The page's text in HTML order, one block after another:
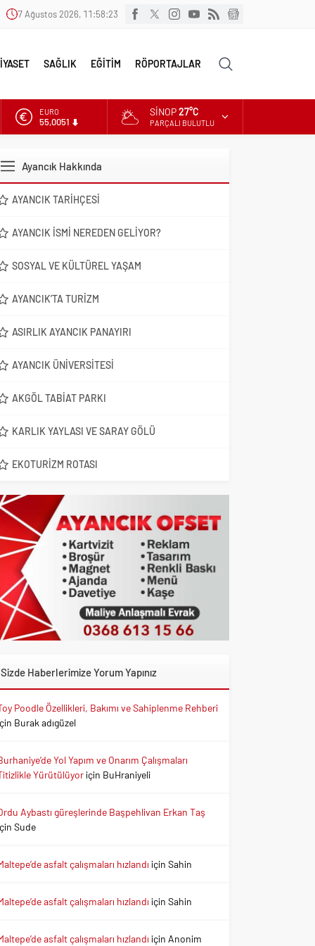
7 Ağustos 2026, 11:58:25
SAĞLIK EĞİTİM RÖPORTAJLAR
ALTIN
6.584,66
EURO
SINOP27°C
PARÇALI BULUTLU
Ayancık Hakkında
AYANCIK TARIHÇESI
AYANCIK İSMI NEREDEN GELIYOR?
SOSYAL VE KÜLTÜREL YAŞAM
AYANCIK’TA TURIZM
ASIRLIK AYANCIK PANAYIRI
AYANCIK ÜNIVERSITESI
AKGÖL TABIAT PARKI
KARLIK YAYLASI VE SARAY GÖLÜ
EKOTURIZM ROTASI
Sizde Haberlerimize Yorum Yapınız
Poodle Özellikleri, Bakımı ve Sahiplenme Rehberi
Burak adıgüzel
Yol Yapım ve Onarım Çalışmaları
Yürütülüyoriçin BuHraniyeli
Aybastı güreşlerinde Başpehlivan Erkan Taş
Sude
asfalt çalışmaları hızlandı içinSahin
asfalt çalışmaları hızlandı içinSahin
asfalt çalışmaları hızlandı için Anonim